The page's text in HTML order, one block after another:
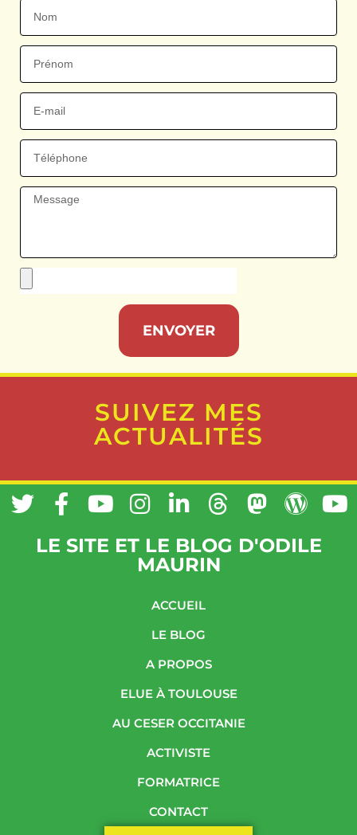
ENVOYER
SUIVEZ MES
ACTUALITÉS
LE SITE ET LE BLOG D'ODILE
MAURIN
ACCUEIL
LE BLOG
A PROPOS
ELUE À TOULOUSE
AU CESER OCCITANIE
ACTIVISTE
FORMATRICE
CONTACT